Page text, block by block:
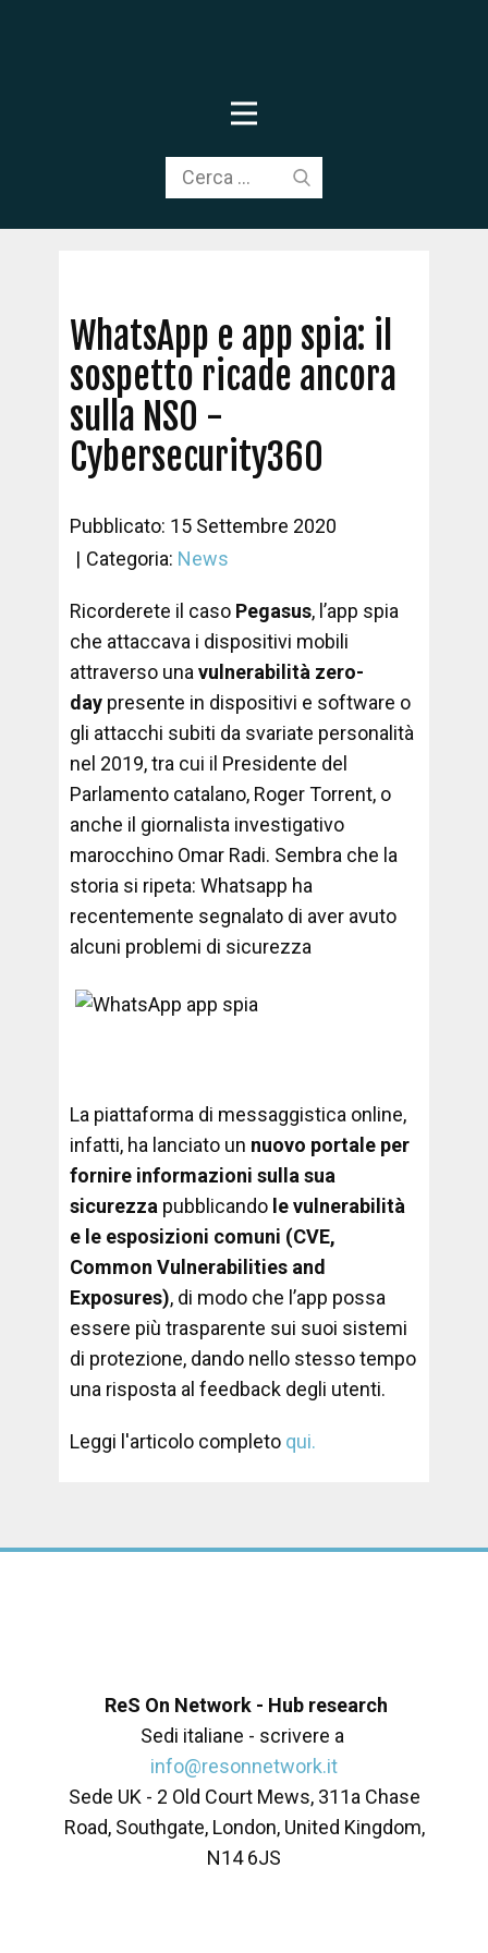
WhatsApp e app spia: il
sospetto ricade ancora
sulla NSO -
Cybersecurity360
Pubblicato: 15 Settembre 2020
Categoria: News
Ricorderete il caso Pegasus, l’app spia
che attaccava i dispositivi mobili
attraverso una vulnerabilità zero-
day presente in dispositivi e software o
gli attacchi subiti da svariate personalità
nel 2019, tra cui il Presidente del
Parlamento catalano, Roger Torrent, o
anche il giornalista investigativo
marocchino Omar Radi. Sembra che la
storia si ripeta: Whatsapp ha
recentemente segnalato di aver avuto
alcuni problemi di sicurezza
La piattaforma di messaggistica online,
infatti, ha lanciato un nuovo portale per
fornire informazioni sulla sua
sicurezza pubblicando levulnerabilità
e le esposizioni comuni (CVE,
Common Vulnerabilities and
Exposures), di modo che l’app possa
essere più trasparente sui suoi sistemi
di protezione, dando nello stesso tempo
una risposta al feedback degli utenti.
Leggi l'articolo completo qui.
ReS On Network - Hub research
Sedi italiane - scrivere a
info@resonnetwork.it
Sede UK - ​2 Old Court Mews, 311a Chase
Road, Southgate, London, United Kingdom,
N14 6JS